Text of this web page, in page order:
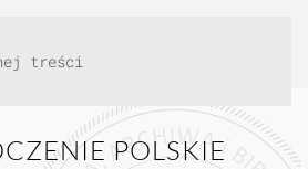
treści
POLSKIE